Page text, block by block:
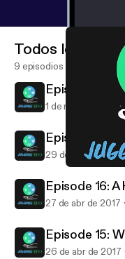
Juggling FIFO
Todos los
9 episodios
Episode 18:
1 de may de 2017
Episode 17:
29 de abr de 2017
Episode 16:
27 de abr de 2017
Episode 15:
26 de abr de 2017